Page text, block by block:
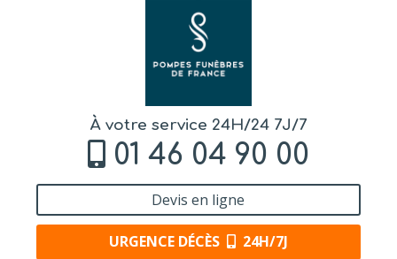
À votre service 24H/24 7J/7
01 46 04 90 00
Devis en ligne
URGENCE DÉCÈS 24H/7J